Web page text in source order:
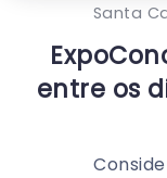
Santa
entre os